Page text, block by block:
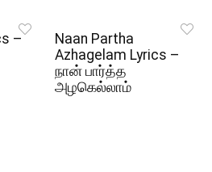
–
Naan Partha
Azhagelam Lyrics –
நான் பார்த்த
அழகெல்லாம்